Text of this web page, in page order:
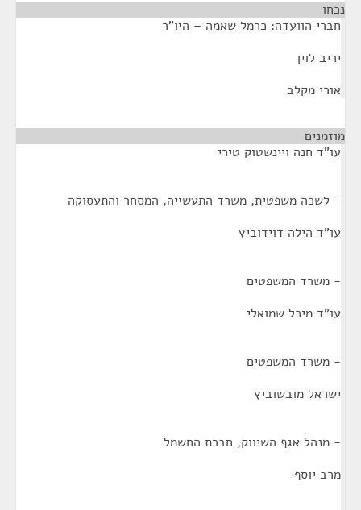
נכחו
חברי הוועדה: כרמל שאמה – היו"ר
יריב לוין
אורי מקלב
מוזמנים
עו"ד חנה ויינשטוק טירי
- לשכה משפטית, משרד התעשייה, המסחר והתעסוקה
עו"ד הילה דוידוביץ
- משרד המשפטים
עו"ד מיכל שמואלי
- משרד המשפטים
ישראל מובשוביץ
- מנהל אגף השיווק, חברת החשמל
מרב יוסף